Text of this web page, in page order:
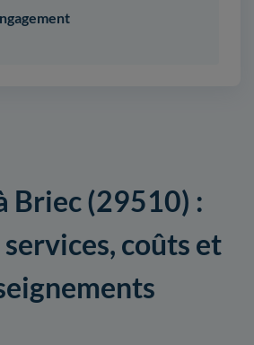
Briec (29510) :
coûts et